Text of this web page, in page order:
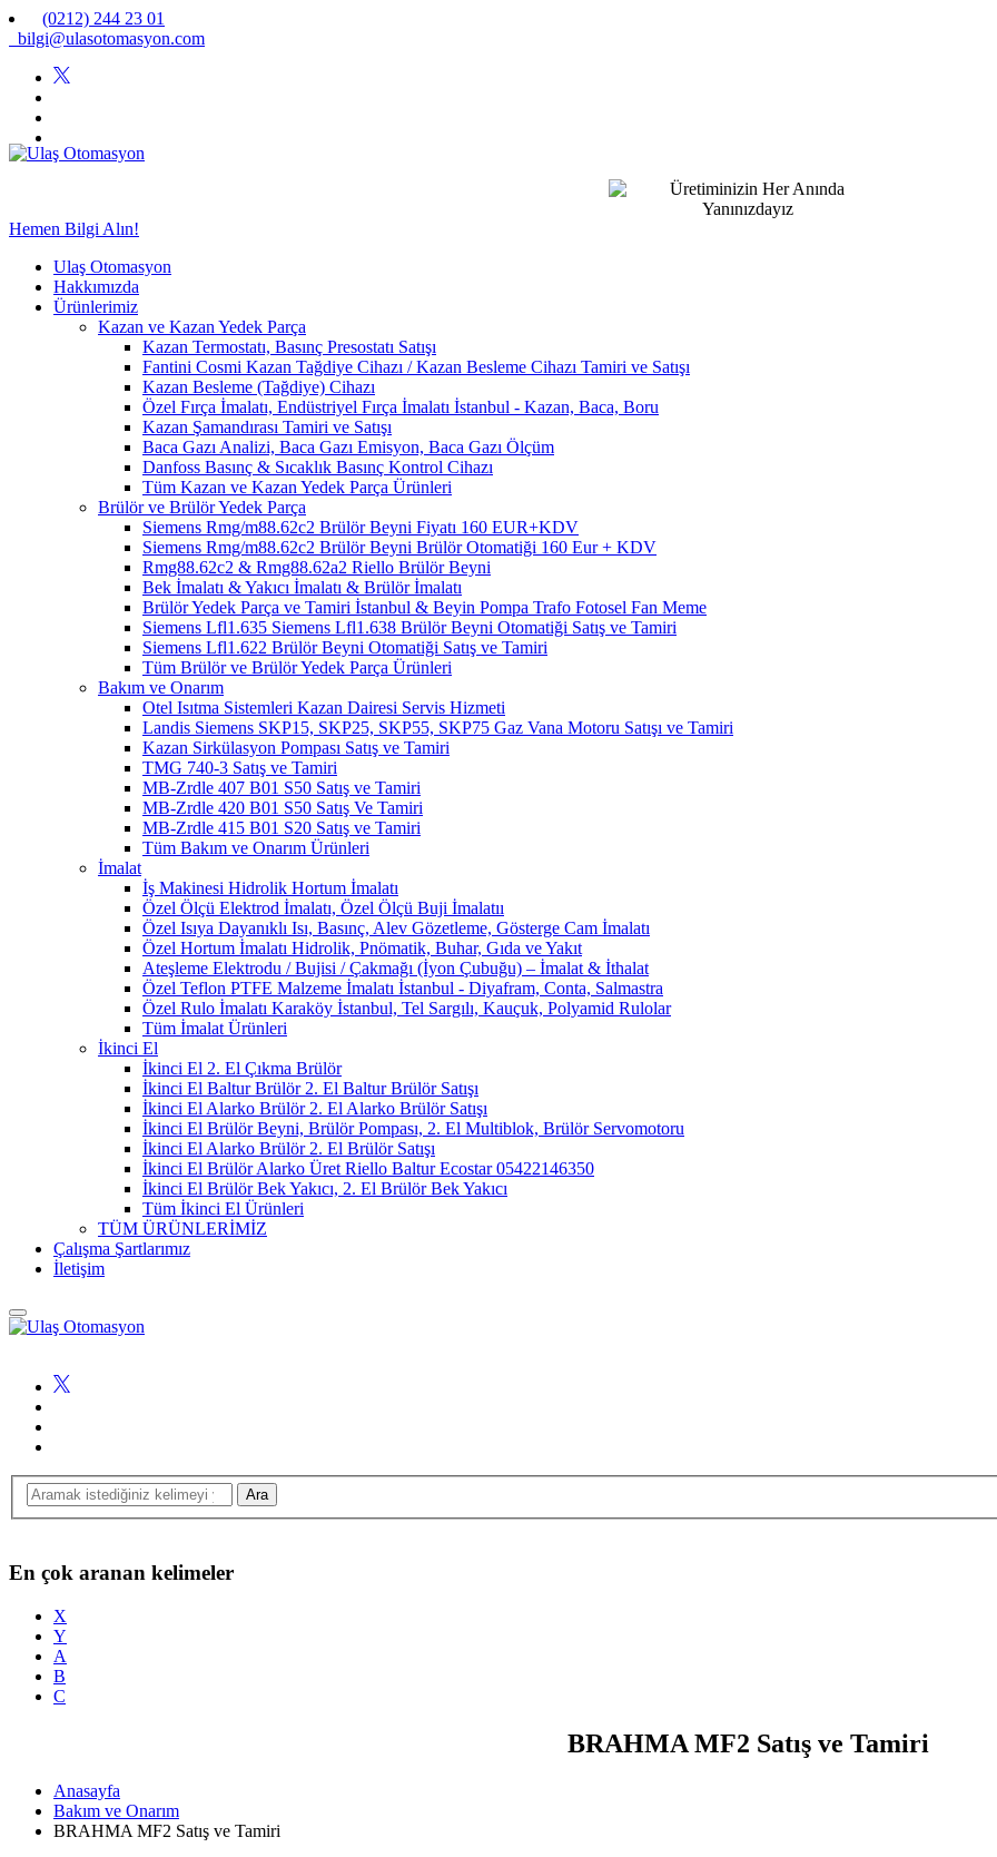
(0212) 244 23 01
bilgi@ulasotomasyon.com
Hemen Bilgi Alın!
Ulaş Otomasyon
Hakkımızda
Ürünlerimiz
Kazan ve Kazan Yedek Parça
Kazan Termostatı, Basınç Presostatı Satışı
Fantini Cosmi Kazan Tağdiye Cihazı / Kazan Besleme Cihazı Tamiri ve Satışı
Kazan Besleme (Tağdiye) Cihazı
Özel Fırça İmalatı, Endüstriyel Fırça İmalatı İstanbul - Kazan, Baca, Boru
Kazan Şamandırası Tamiri ve Satışı
Baca Gazı Analizi, Baca Gazı Emisyon, Baca Gazı Ölçüm
Danfoss Basınç & Sıcaklık Basınç Kontrol Cihazı
Tüm Kazan ve Kazan Yedek Parça Ürünleri
Brülör ve Brülör Yedek Parça
Siemens Rmg/m88.62c2 Brülör Beyni Fiyatı 160 EUR+KDV
Siemens Rmg/m88.62c2 Brülör Beyni Brülör Otomatiği 160 Eur + KDV
Rmg88.62c2 & Rmg88.62a2 Riello Brülör Beyni
Bek İmalatı & Yakıcı İmalatı & Brülör İmalatı
Brülör Yedek Parça ve Tamiri İstanbul & Beyin Pompa Trafo Fotosel Fan Meme
Siemens Lfl1.635 Siemens Lfl1.638 Brülör Beyni Otomatiği Satış ve Tamiri
Siemens Lfl1.622 Brülör Beyni Otomatiği Satış ve Tamiri
Tüm Brülör ve Brülör Yedek Parça Ürünleri
Bakım ve Onarım
Otel Isıtma Sistemleri Kazan Dairesi Servis Hizmeti
Landis Siemens SKP15, SKP25, SKP55, SKP75 Gaz Vana Motoru Satışı ve Tamiri
Kazan Sirkülasyon Pompası Satış ve Tamiri
TMG 740-3 Satış ve Tamiri
MB-Zrdle 407 B01 S50 Satış ve Tamiri
MB-Zrdle 420 B01 S50 Satış Ve Tamiri
MB-Zrdle 415 B01 S20 Satış ve Tamiri
Tüm Bakım ve Onarım Ürünleri
İmalat
İş Makinesi Hidrolik Hortum İmalatı
Özel Ölçü Elektrod İmalatı, Özel Ölçü Buji İmalatıı
Özel Isıya Dayanıklı Isı, Basınç, Alev Gözetleme, Gösterge Cam İmalatı
Özel Hortum İmalatı Hidrolik, Pnömatik, Buhar, Gıda ve Yakıt
Ateşleme Elektrodu / Bujisi / Çakmağı (İyon Çubuğu) – İmalat & İthalat
Özel Teflon PTFE Malzeme İmalatı İstanbul - Diyafram, Conta, Salmastra
Özel Rulo İmalatı Karaköy İstanbul, Tel Sargılı, Kauçuk, Polyamid Rulolar
Tüm İmalat Ürünleri
İkinci El
İkinci El 2. El Çıkma Brülör
İkinci El Baltur Brülör 2. El Baltur Brülör Satışı
İkinci El Alarko Brülör 2. El Alarko Brülör Satışı
İkinci El Brülör Beyni, Brülör Pompası, 2. El Multiblok, Brülör Servomotoru
İkinci El Alarko Brülör 2. El Brülör Satışı
İkinci El Brülör Alarko Üret Riello Baltur Ecostar 05422146350
İkinci El Brülör Bek Yakıcı, 2. El Brülör Bek Yakıcı
Tüm İkinci El Ürünleri
TÜM ÜRÜNLERİMİZ
Çalışma Şartlarımız
İletişim
En çok aranan kelimeler
X
Y
A
B
C
BRAHMA MF2 Satış ve Tamiri
Anasayfa
Bakım ve Onarım
BRAHMA MF2 Satış ve Tamiri